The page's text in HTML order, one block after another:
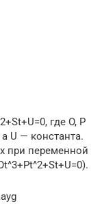
где O, Р
U — константа.
при переменной